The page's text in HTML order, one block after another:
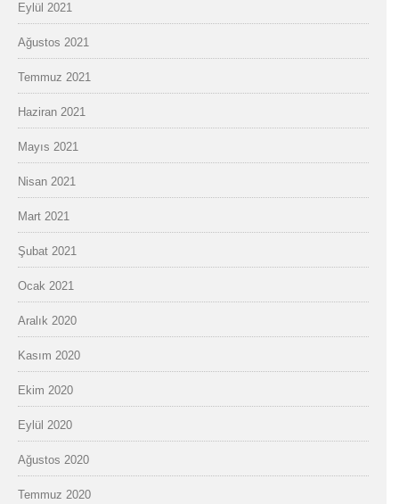
Eylül 2021
Ağustos 2021
Temmuz 2021
Haziran 2021
Mayıs 2021
Nisan 2021
Mart 2021
Şubat 2021
Ocak 2021
Aralık 2020
Kasım 2020
Ekim 2020
Eylül 2020
Ağustos 2020
Temmuz 2020